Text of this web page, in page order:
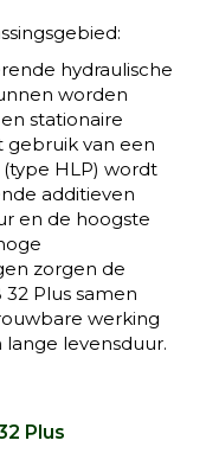
hydraulische
worden
stationaire
gebruik van een
HLP) wordt
additieven
en de hoogste
zorgen de
32 Plus samen
werking
levensduur.
Plus